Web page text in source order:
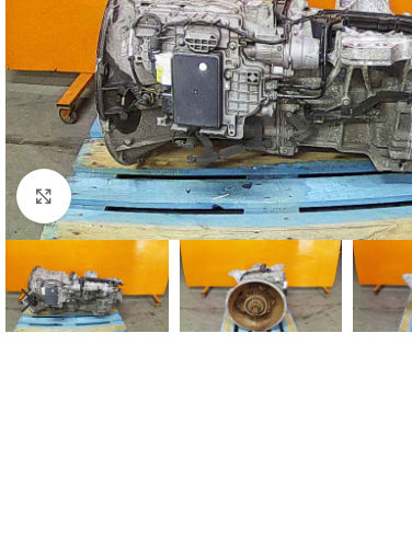
Click to enlarge